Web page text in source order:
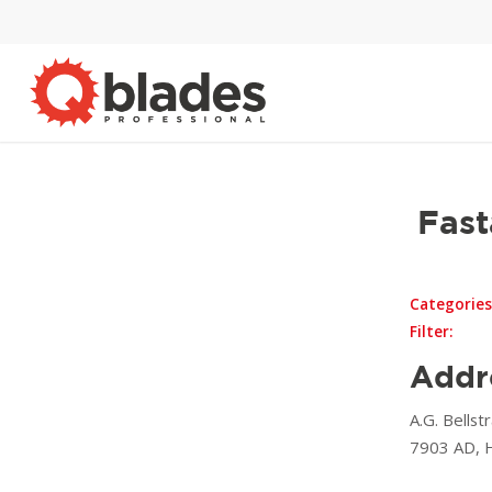
Filter:
A.G.
7903 AD,